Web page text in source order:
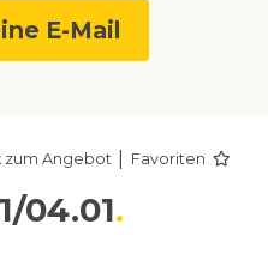
E-Mail
zum Angebot Favoriten
04.01